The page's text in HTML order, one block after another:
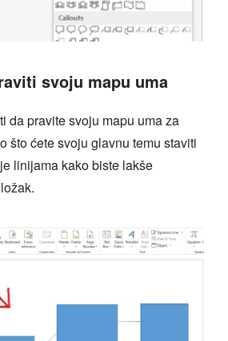
svoju mapu uma
da pravite svoju mapu uma za
što ćete svoju glavnu temu staviti
linijama kako biste lakše